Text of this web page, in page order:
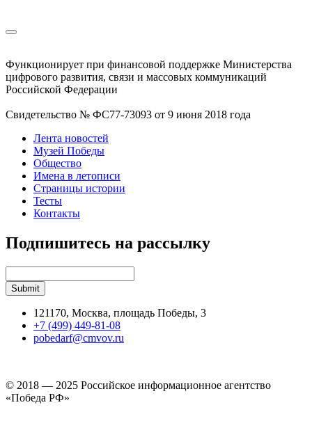
Функционирует при финансовой поддержке Министерства
цифрового развития, связи и массовых коммуникаций
Российской Федерации
Свидетельство № ФС77-73093 от 9 июня 2018 года
Лента новостей
Музей Победы
Общество
Имена в летописи
Страницы истории
Тесты
Контакты
Подпишитесь на рассылку
121170, Москва, площадь Победы, 3
+7 (499) 449-81-08
pobedarf@cmvov.ru
© 2018 — 2025 Российское информационное агентство
«Победа РФ»